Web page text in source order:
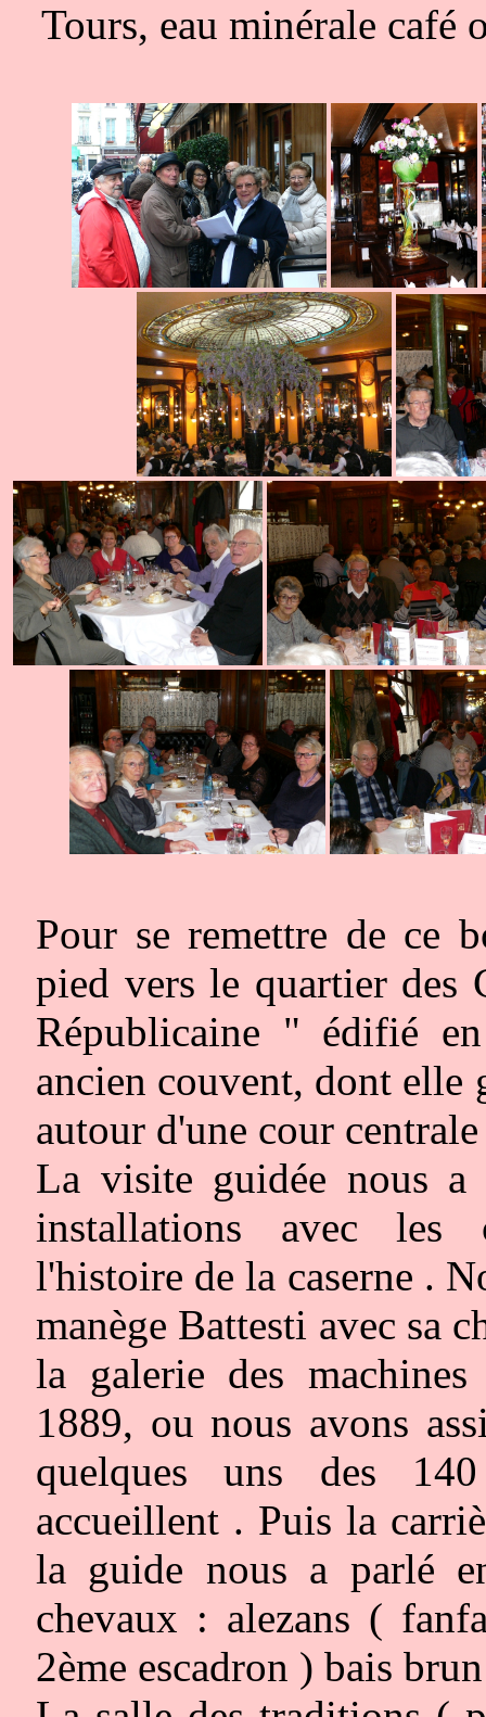
Tours, eau minérale café
Pour se remettre de ce
pied vers le quartier des
Républicaine " édifié
ancien couvent, dont elle
autour d'une cour
La visite guidée nous
installations avec les
l'histoire de la caserne .
manège Battesti avec sa
la galerie des
1889, ou nous avons
quelques uns des
accueillent . Puis la
la guide nous a parlé
chevaux : alezans (
2ème escadron ) bais